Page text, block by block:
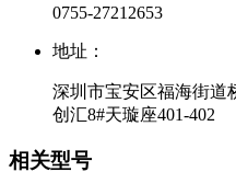
0755-27212653
地址：
深圳市宝安区福海街道
创汇8#天璇座401-402
相关型号